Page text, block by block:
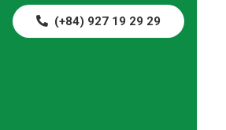
(+84) 927 19 29 29